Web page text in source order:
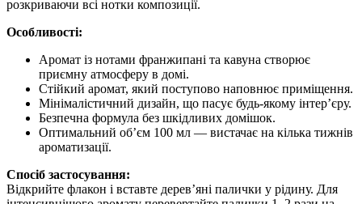
розкриваючи всі нотки композиції.
Особливості:
Аромат із нотами франжипані та кавуна створює
приємну атмосферу в домі.
Стійкий аромат, який поступово наповнює приміщення.
Мінімалістичний дизайн, що пасує будь-якому інтер’єру.
Безпечна формула без шкідливих домішок.
Оптимальний об’єм 100 мл — вистачає на кілька тижнів
ароматизації.
Спосіб застосування:
Відкрийте флакон і вставте дерев’яні палички у рідину. Для